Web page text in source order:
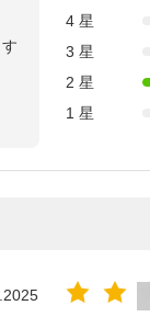
4 星
3 星
2 星
1 星